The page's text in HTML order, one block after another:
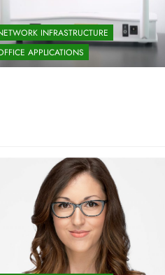
INFRASTRUCTURE
APPLICATIONS